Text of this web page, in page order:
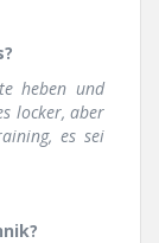
heben und
locker, aber
es sei